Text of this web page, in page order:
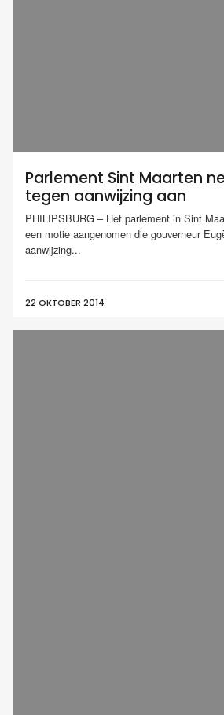
Parlement Sint Maarten
tegen aanwijzing aan
PHILIPSBURG – Het parlement in Sint
een motie aangenomen die gouverneur
aanwijzing...
22 OKTOBER 2014